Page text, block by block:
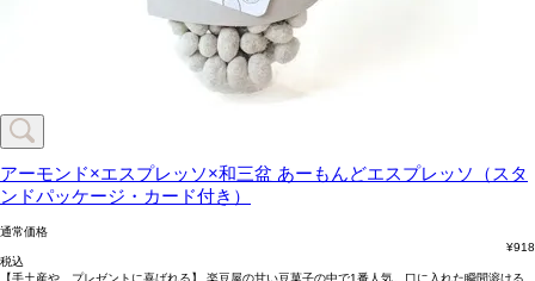
アーモンド×エスプレッソ×和三盆 あーもんどエスプレッソ（スタ
ンドパッケージ・カード付き）
通常価格
¥918
税込
【手土産や、プレゼントに喜ばれる】 楽豆屋の甘い豆菓子の中で1番人気。口に入れた瞬間溶ける